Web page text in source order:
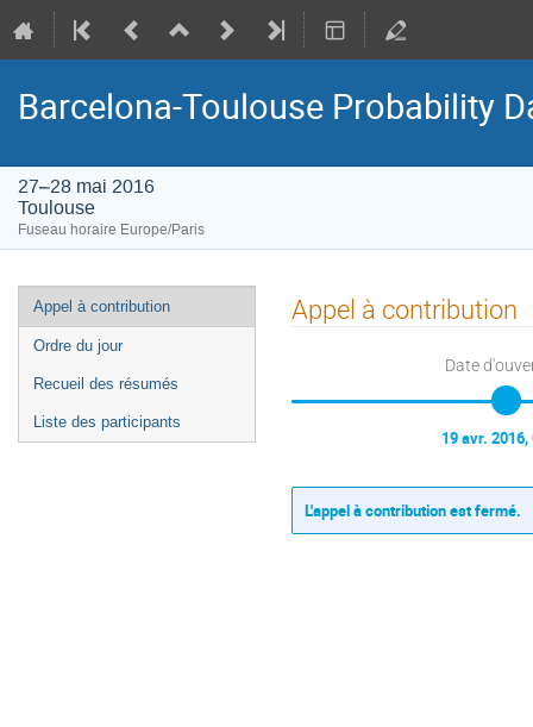
Barcelona-Toulouse Probability
27–28 mai 2016
Toulouse
Fuseau horaire Europe/Paris
Menu
de
l'événement
Appel à contribution
Ordre du jour
Recueil des résumés
Liste des participants
Appel à contribution
Date
19 avr. 2016,
L'appel à contribution est fermé.